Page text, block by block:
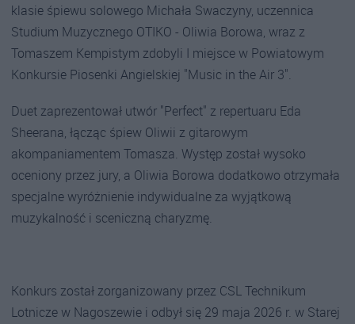
klasie śpiewu solowego Michała Swaczyny, uczennica
Studium Muzycznego OTIKO - Oliwia Borowa, wraz z
Tomaszem Kempistym zdobyli I miejsce w Powiatowym
Konkursie Piosenki Angielskiej "Music in the Air 3".
Duet zaprezentował utwór "Perfect" z repertuaru Eda
Sheerana, łącząc śpiew Oliwii z gitarowym
akompaniamentem Tomasza. Występ został wysoko
oceniony przez jury, a Oliwia Borowa dodatkowo otrzymała
specjalne wyróżnienie indywidualne za wyjątkową
muzykalność i sceniczną charyzmę.
Konkurs został zorganizowany przez CSL Technikum
Lotnicze w Nagoszewie i odbył się 29 maja 2026 r. w Starej